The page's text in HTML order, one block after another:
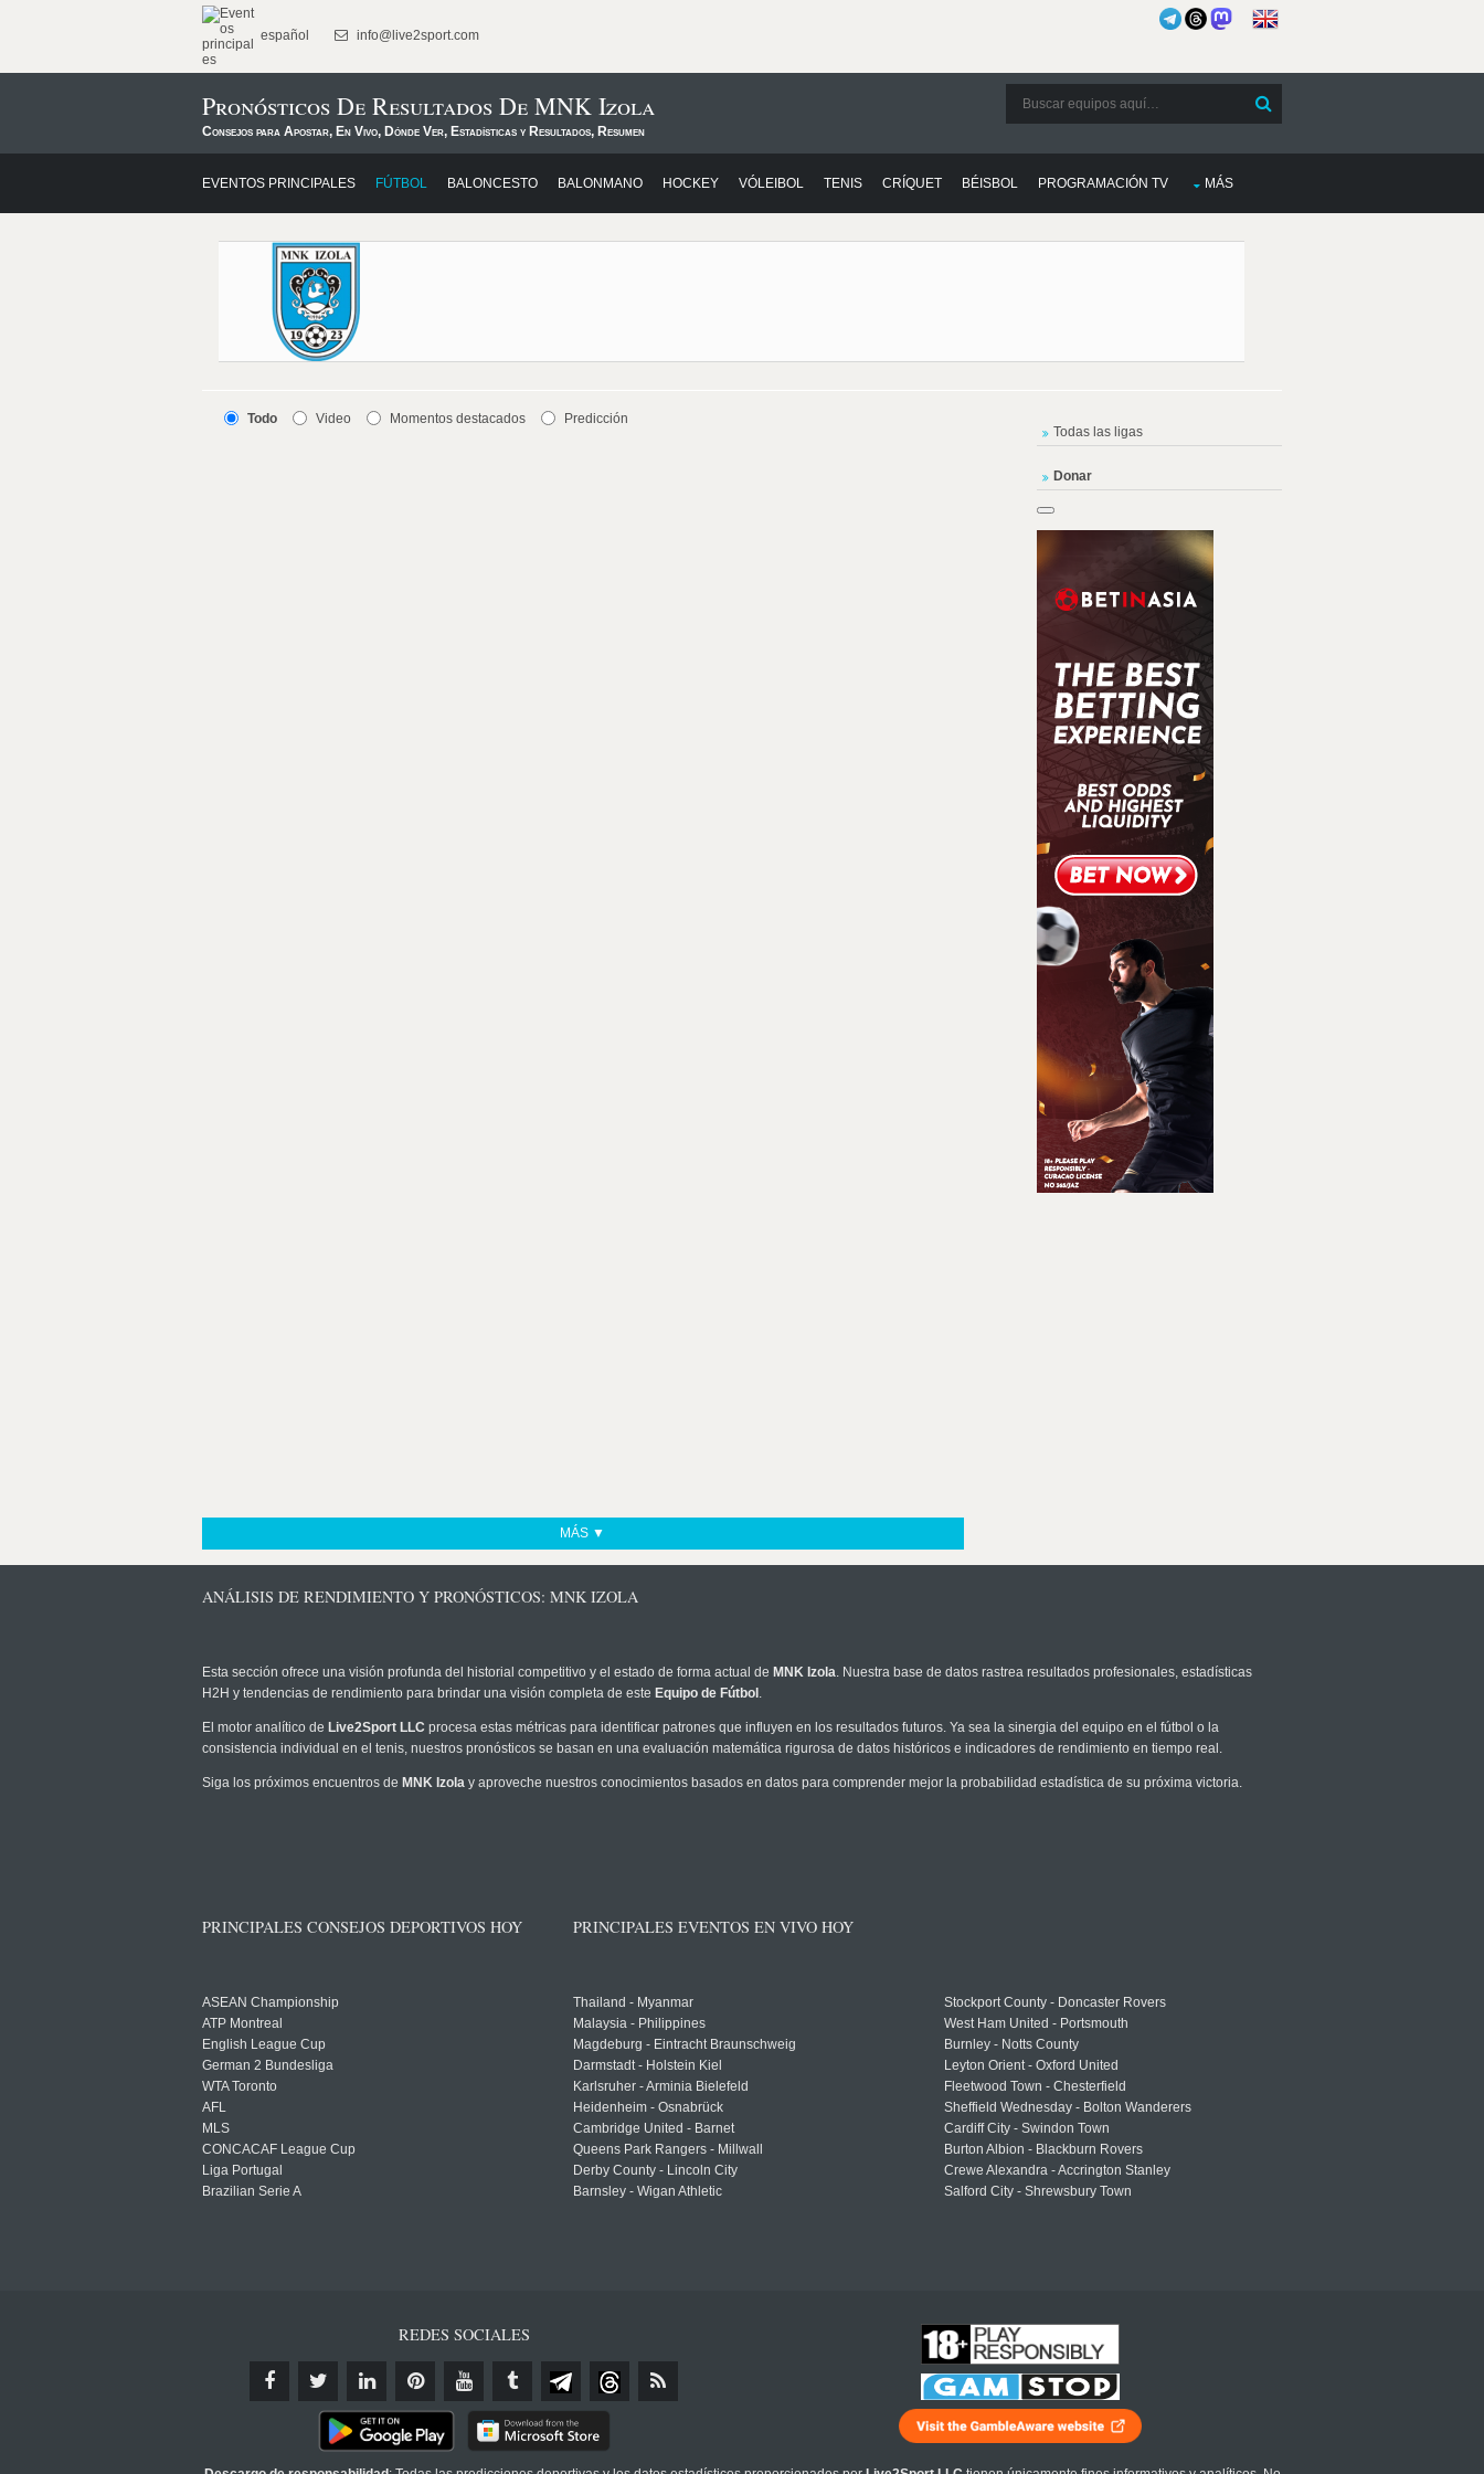
español info@live2sport.com
Pronósticos De Resultados De MNK Izola
Consejos para Apostar, En Vivo, Dónde Ver, Estadísticas y Resultados, Resumen
EVENTOS PRINCIPALES FÚTBOL BALONCESTO BALONMANO HOCKEY VÓLEIBOL TENIS CRÍQUET BÉISBOL PROGRAMACIÓN TV MÁS
Todo Video Momentos destacados Predicción
MÁS ▼
Todas las ligas
Donar
ANÁLISIS DE RENDIMIENTO Y PRONÓSTICOS: MNK IZOLA
Esta sección ofrece una visión profunda del historial competitivo y el estado de forma actual de MNK Izola. Nuestra base de datos rastrea resultados profesionales, estadísticas
H2H y tendencias de rendimiento para brindar una visión completa de este Equipo de Fútbol .
El motor analítico de Live2Sport LLC procesa estas métricas para identificar patrones que influyen en los resultados futuros. Ya sea la sinergia del equipo en el fútbol o la
consistencia individual en el tenis, nuestros pronósticos se basan en una evaluación matemática rigurosa de datos históricos e indicadores de rendimiento en tiempo real.
Siga los próximos encuentros de MNK Izola y aproveche nuestros conocimientos basados en datos para comprender mejor la probabilidad estadística de su próxima victoria.
PRINCIPALES CONSEJOS DEPORTIVOS HOY
ASEAN Championship
ATP Montreal
English League Cup
German 2 Bundesliga
WTA Toronto
AFL
MLS
CONCACAF League Cup
Liga Portugal
Brazilian Serie A
PRINCIPALES EVENTOS EN VIVO HOY
Thailand - Myanmar
Malaysia - Philippines
Magdeburg - Eintracht Braunschweig
Darmstadt - Holstein Kiel
Karlsruher - Arminia Bielefeld
Heidenheim - Osnabrück
Cambridge United - Barnet
Queens Park Rangers - Millwall
Derby County - Lincoln City
Barnsley - Wigan Athletic
Stockport County - Doncaster Rovers
West Ham United - Portsmouth
Burnley - Notts County
Leyton Orient - Oxford United
Fleetwood Town - Chesterfield
Sheffield Wednesday - Bolton Wanderers
Cardiff City - Swindon Town
Burton Albion - Blackburn Rovers
Crewe Alexandra - Accrington Stanley
Salford City - Shrewsbury Town
REDES SOCIALES